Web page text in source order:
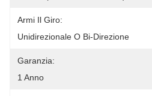
Armi Il Giro:
Unidirezionale O Bi-Direzione
Garanzia:
1 Anno